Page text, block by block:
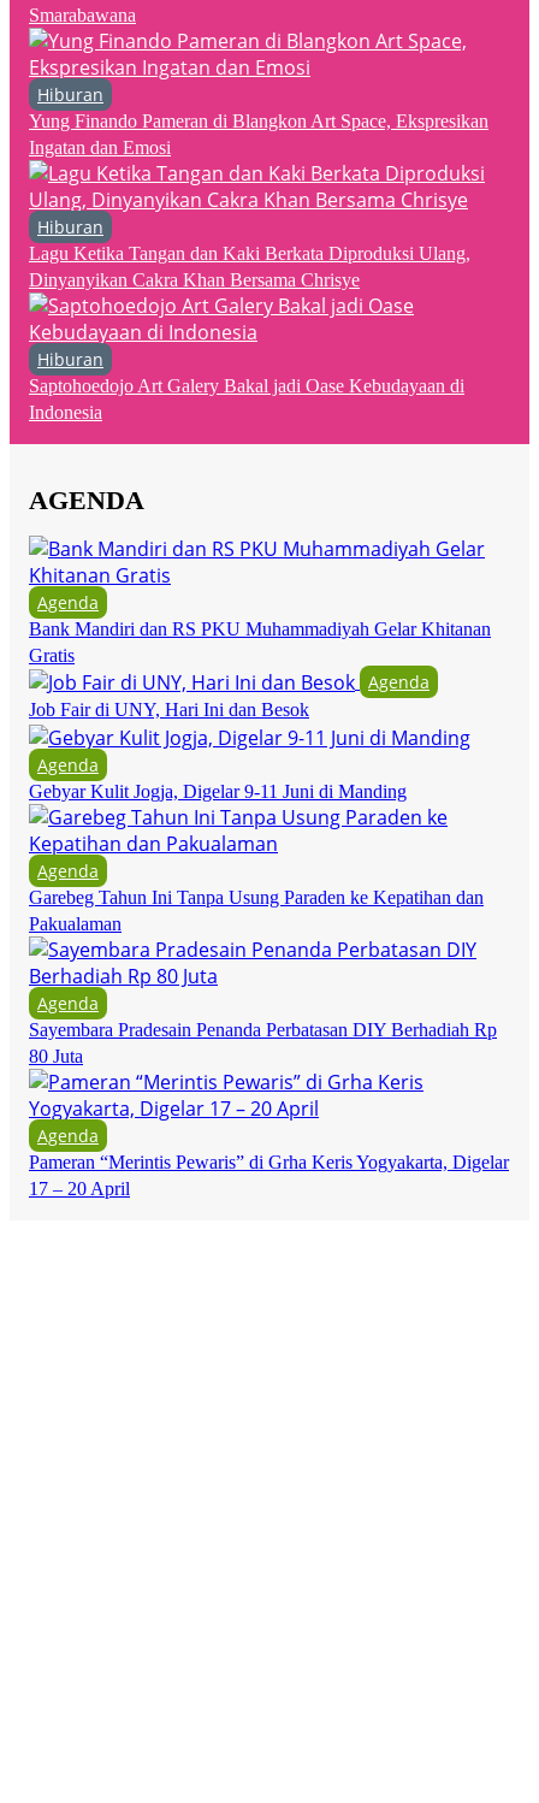
Smarabawana
Hiburan
Yung Finando Pameran di Blangkon Art Space, Ekspresikan
Ingatan dan Emosi
Hiburan
Lagu Ketika Tangan dan Kaki Berkata Diproduksi Ulang,
Dinyanyikan Cakra Khan Bersama Chrisye
Hiburan
Saptohoedojo Art Galery Bakal jadi Oase Kebudayaan di
Indonesia
AGENDA
Agenda
Bank Mandiri dan RS PKU Muhammadiyah Gelar Khitanan
Gratis
Agenda
Job Fair di UNY, Hari Ini dan Besok
Agenda
Gebyar Kulit Jogja, Digelar 9-11 Juni di Manding
Agenda
Garebeg Tahun Ini Tanpa Usung Paraden ke Kepatihan dan
Pakualaman
Agenda
Sayembara Pradesain Penanda Perbatasan DIY Berhadiah Rp
80 Juta
Agenda
Pameran “Merintis Pewaris” di Grha Keris Yogyakarta, Digelar
17 – 20 April